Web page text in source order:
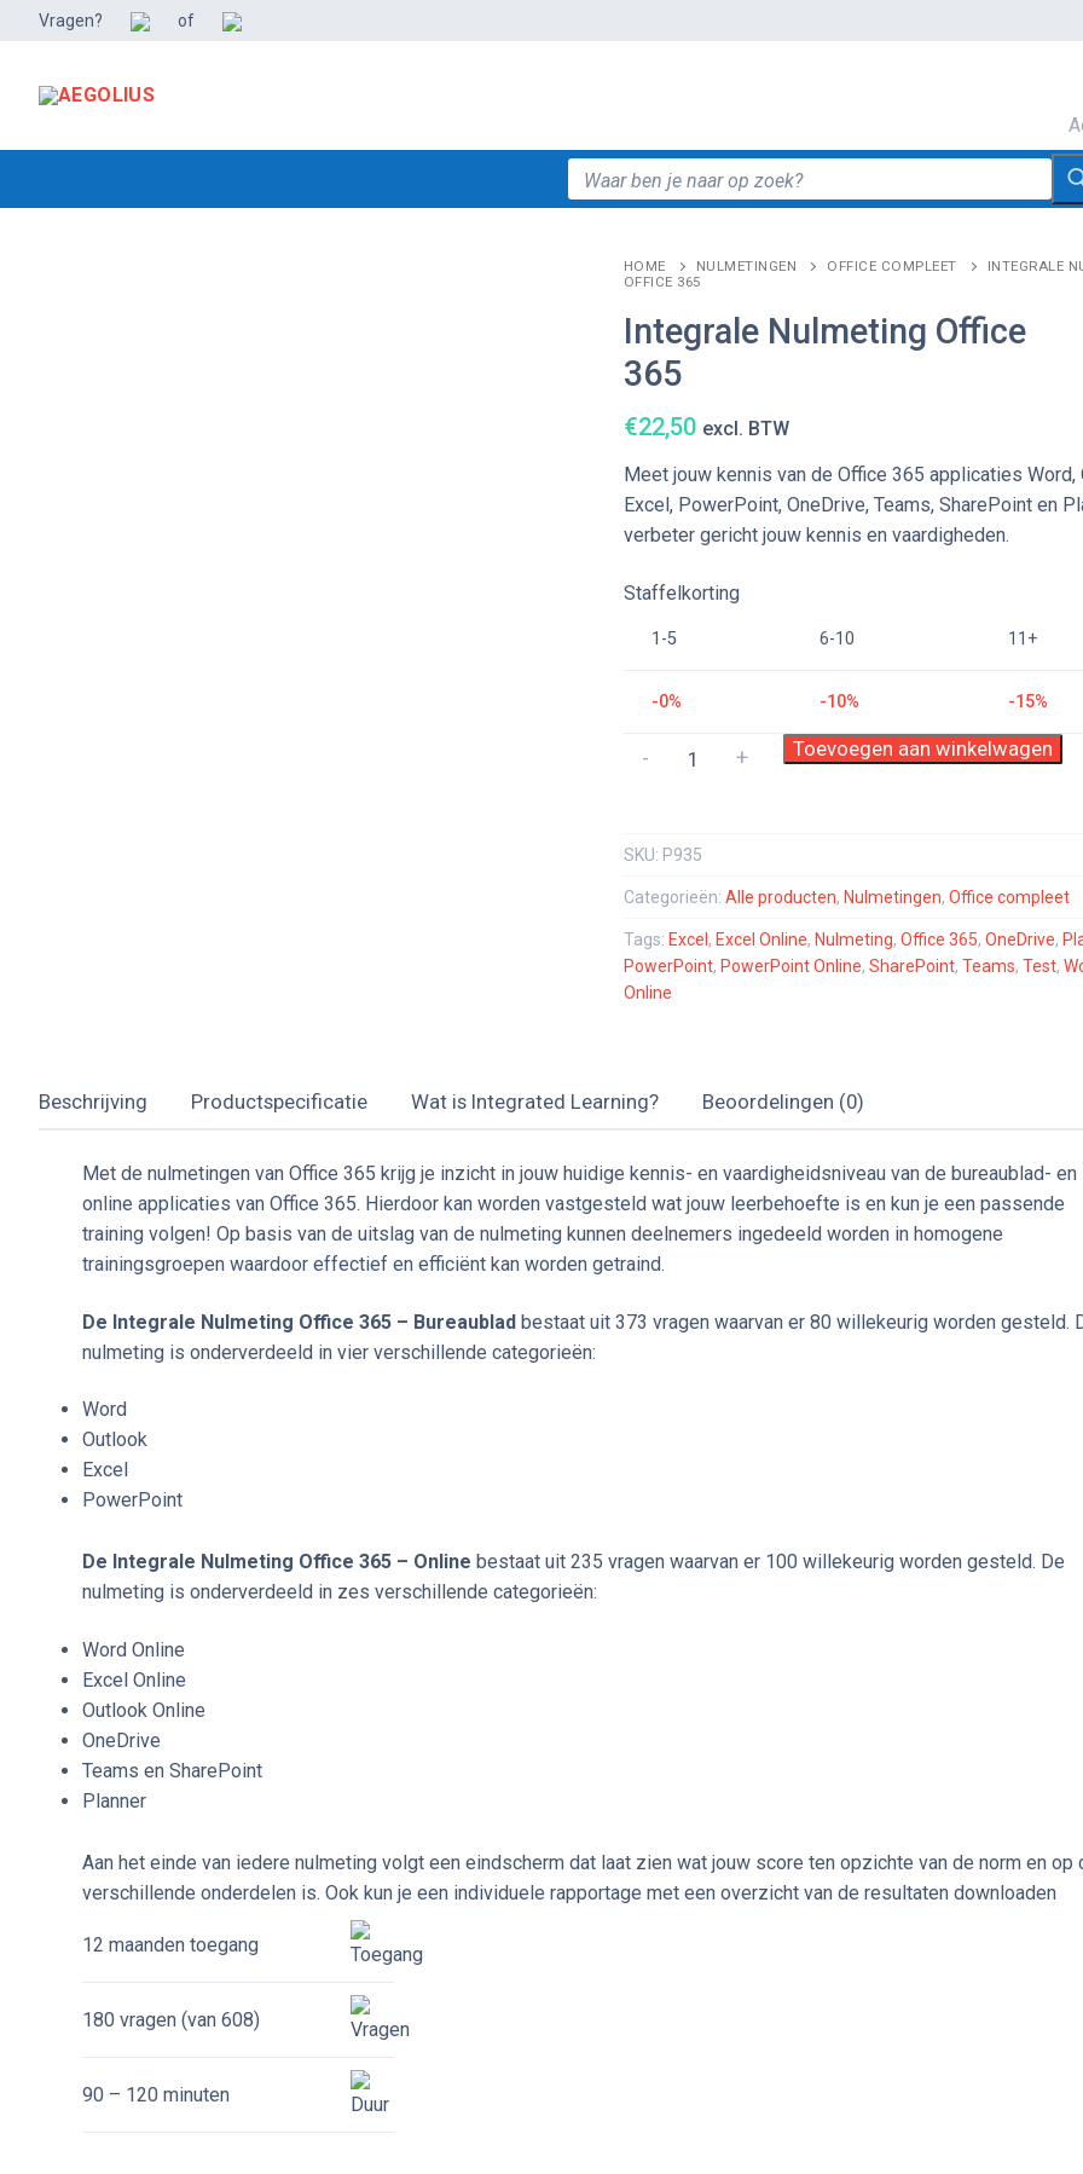
naar
inhoud
Vragen? of
Zoeken
naar:
HOME NULMETINGEN OFFICE COMPLEET
INTEGRALE
OFFICE 365
Integrale Nulmeting Office
365
€22,50 excl. BTW
Meet jouw kennis van de Office 365 applicaties Word,
Excel, PowerPoint, OneDrive, Teams, SharePoint en
verbeter gericht jouw kennis en vaardigheden.
Staffelkorting
1-5 6-10 11+
-0% -10% -15%
Integrale
365
aantal
- + Toevoegen aan winkelwagen
SKU: P935
Categorieën: Alle producten, Nulmetingen, Office compleet
Tags: Excel , Excel Online, Nulmeting, Office 365, OneDrive,
PowerPoint, PowerPoint Online, SharePoint, Teams, Test,
Online
Beschrijving Productspecificatie Wat is Integrated Learning? Beoordelingen (0)
Met de nulmetingen van Office 365 krijg je inzicht in jouw huidige kennis- en vaardigheidsniveau van de bureaublad- en
online applicaties van Office 365. Hierdoor kan worden vastgesteld wat jouw leerbehoefte is en kun je een passende
training volgen! Op basis van de uitslag van de nulmeting kunnen deelnemers ingedeeld worden in homogene
trainingsgroepen waardoor effectief en efficiënt kan worden getraind.
De Integrale Nulmeting Office 365 – Bureaublad bestaat uit 373 vragen waarvan er 80 willekeurig worden gesteld.
nulmeting is onderverdeeld in vier verschillende categorieën:
Word
Outlook
Excel
PowerPoint
De Integrale Nulmeting Office 365 – Online bestaat uit 235 vragen waarvan er 100 willekeurig worden gesteld. De
nulmeting is onderverdeeld in zes verschillende categorieën:
Word Online
Excel Online
Outlook Online
OneDrive
Teams en SharePoint
Planner
Aan het einde van iedere nulmeting volgt een eindscherm dat laat zien wat jouw score ten opzichte van de norm en op
verschillende onderdelen is. Ook kun je een individuele rapportage met een overzicht van de resultaten downloaden
12 maanden toegang
180 vragen (van 608)
90 – 120 minuten